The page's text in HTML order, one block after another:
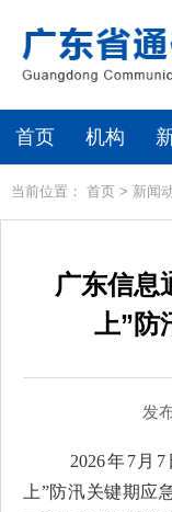
首页 机构
当前位置： 首页 > 新闻
广东信息
上”防
发
2026年7月 7
上”防汛关键期应